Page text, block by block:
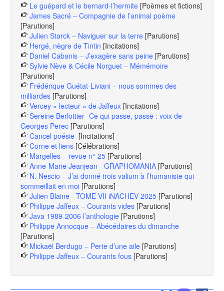
Le guépard et le bernard-l’hermite [Poèmes et fictions]
James Sacré – Compagnie de l’animal poème
[Parutions]
Julien Starck – Naviguer sur la terre [Parutions]
Hergé, nègre de Tintin [Incitations]
Daniel Cabanis – J’exagère sans peine [Parutions]
Sylvie Nève & Cécile Norguet – Mémémoire
[Parutions]
Frédérique Guétat-Liviani – nous sommes des
milliardes [Parutions]
Vercey « lecteur » de Jaffeux [Incitations]
Sereine Berlottier -Ce qui passe, passe : voix de
Georges Perec [Parutions]
Cancel poésie [Incitations]
Corne et liens [Célébrations]
Margelles – revue n° 25 [Parutions]
Anne-Marie Jeanjean - GRAPHOMANIA [Parutions]
N. Nescio – J’ai donné trois valium à l’humaniste qui
sommeillait en moi [Parutions]
Julien Blaine - TOME VII iNACHEV 2025 [Parutions]
Philippe Jaffeux – Courants vides [Parutions]
Java 1989-2006 l’anthologie [Parutions]
Philippe Annocque – Abécédaires du dimanche
[Parutions]
Mickaël Berdugo – Perte d’une aile [Parutions]
Philippe Jaffeux – Courants fous [Parutions]